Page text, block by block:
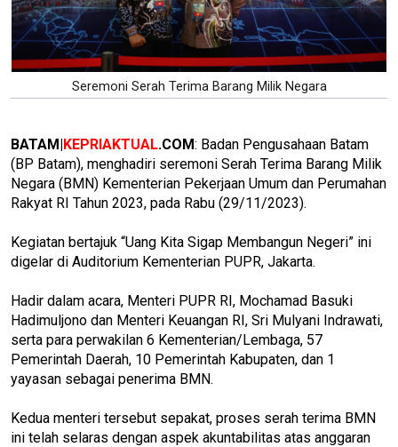
Seremoni Serah Terima Barang Milik Negara
BATAM|KEPRIAKTUAL.COM: Badan Pengusahaan Batam
(BP Batam), menghadiri seremoni Serah Terima Barang Milik
Negara (BMN) Kementerian Pekerjaan Umum dan Perumahan
Rakyat RI Tahun 2023, pada Rabu (29/11/2023).
Kegiatan bertajuk “Uang Kita Sigap Membangun Negeri” ini
digelar di Auditorium Kementerian PUPR, Jakarta.
Hadir dalam acara, Menteri PUPR RI, Mochamad Basuki
Hadimuljono dan Menteri Keuangan RI, Sri Mulyani Indrawati,
serta para perwakilan 6 Kementerian/Lembaga, 57
Pemerintah Daerah, 10 Pemerintah Kabupaten, dan 1
yayasan sebagai penerima BMN.
Kedua menteri tersebut sepakat, proses serah terima BMN
ini telah selaras dengan aspek akuntabilitas atas anggaran